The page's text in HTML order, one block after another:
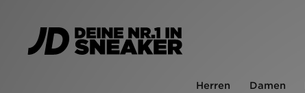
Herren Damen